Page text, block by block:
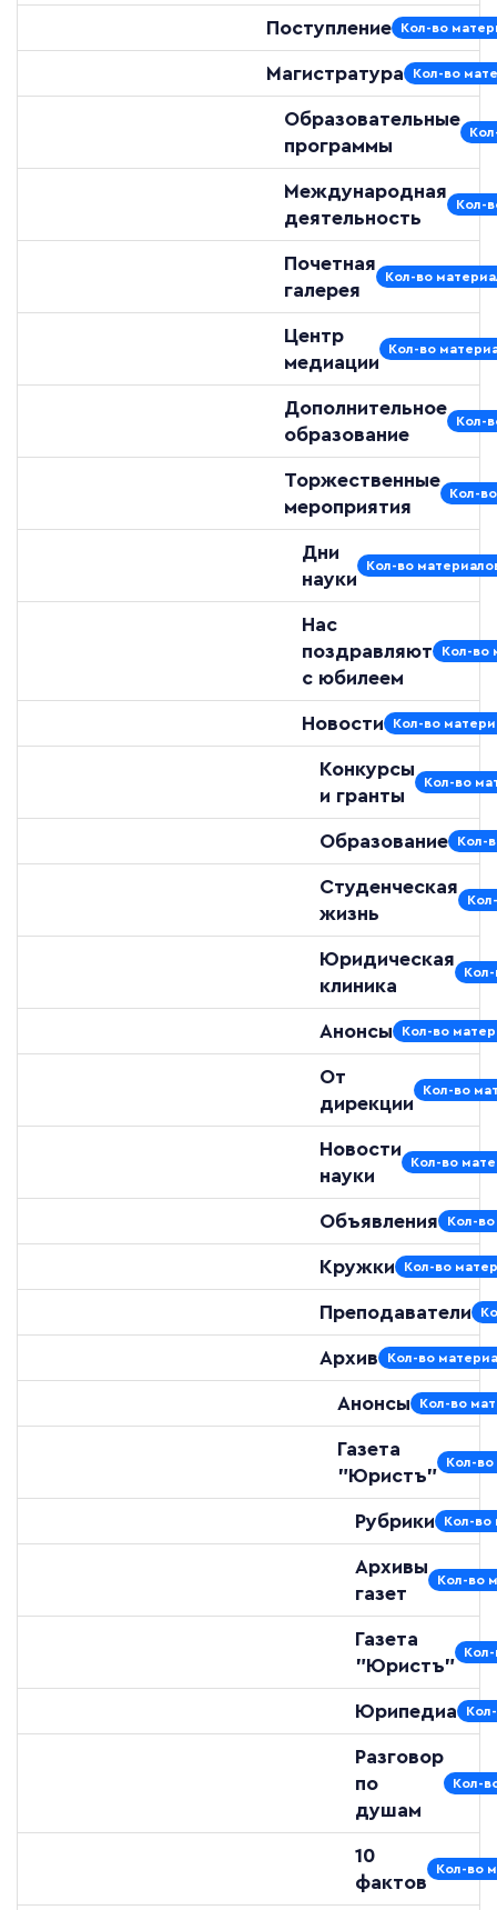
Поступление Кол-во
Магистратура Кол-во
Образовательные
программы
Международная
деятельность
Кол-
Почетная
галерея
Кол-во
Центр
медиации
Кол-во
Дополнительное
образование
Кол-
Торжественные
мероприятия
Кол-
Дни
науки
Кол-во
Нас
поздравляют
с юбилеем
Кол-во
Новости Кол-во
Конкурсы
и гранты
Кол-во
Образование Кол-
Студенческая
жизнь
Юридическая
клиника
Кол-
Анонсы Кол-во
От
дирекции
Кол-во
Новости
науки
Кол-во
Объявления Кол-во
Кружки Кол-во
Преподаватели
Архив Кол-во
Анонсы Кол-во
Газета
"Юристъ"
Кол-во
Рубрики Кол-во
Архивы
газет
Кол-во
Газета
"Юристъ"
Юрипедиа
Разговор
по
душам
Кол-
10
фактов
Кол-во